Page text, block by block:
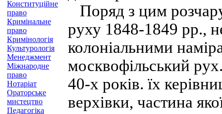
Конституційне
право
Кримінальне
право
Кримінологія
Культурологія
Менеджмент
Міжнародне
право
Нотаріат
Ораторське
мистецтво
Педагогіка
Поряд з цим
руху 1848-1849 pp.,
колоніальними
москвофільський
40-х років. їх
верхівки, частина